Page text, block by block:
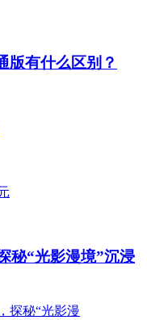
版有什么区别？
秘“光影漫境”沉浸